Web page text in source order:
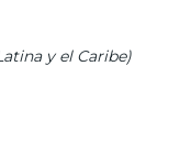
y el Caribe)